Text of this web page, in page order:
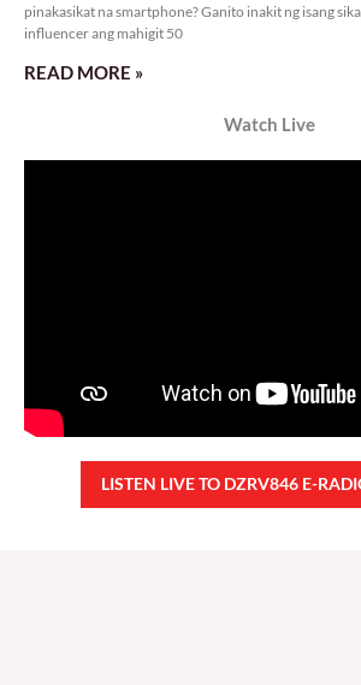
pinakasikat na smartphone? Ganito inakit ng isang
influencer ang mahigit 50
READ MORE »
Watch Live
LISTEN LIVE TO DZRV846 E-